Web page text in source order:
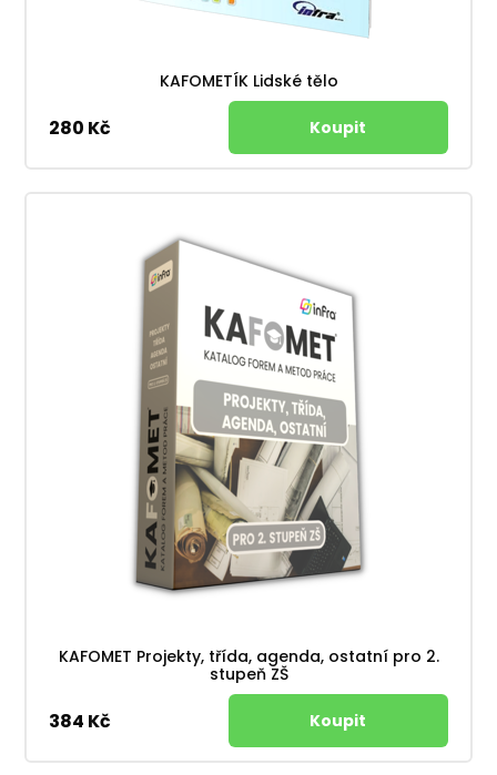
KAFOMETÍK Lidské tělo
280 Kč
KAFOMET Projekty, třída, agenda, ostatní pro 2.
stupeň ZŠ
384 Kč